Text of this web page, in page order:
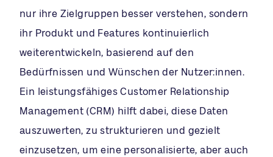
nur ihre Zielgruppen besser verstehen, sondern
ihr Produkt und Features kontinuierlich
weiterentwickeln, basierend auf den
Bedürfnissen und Wünschen der Nutzer:innen.
Ein leistungsfähiges Customer Relationship
Management (CRM) hilft dabei, diese Daten
auszuwerten, zu strukturieren und gezielt
einzusetzen, um eine personalisierte, aber auch